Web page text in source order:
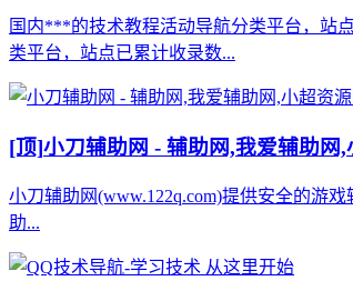
国内***的技术教程活动导航分类平台，站
类平台，站点已累计收录数...
[顶]小刀辅助网 - 辅助网,我爱辅助网
小刀辅助网(www.122q.com)提供安全的游
助...